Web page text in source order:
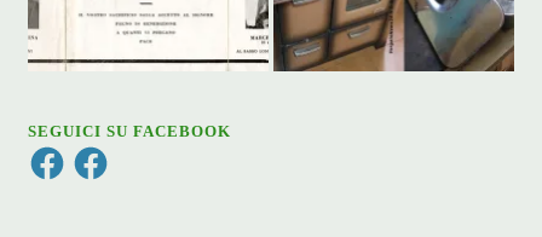
SEGUICI SU FACEBOOK
FacebookFacebook